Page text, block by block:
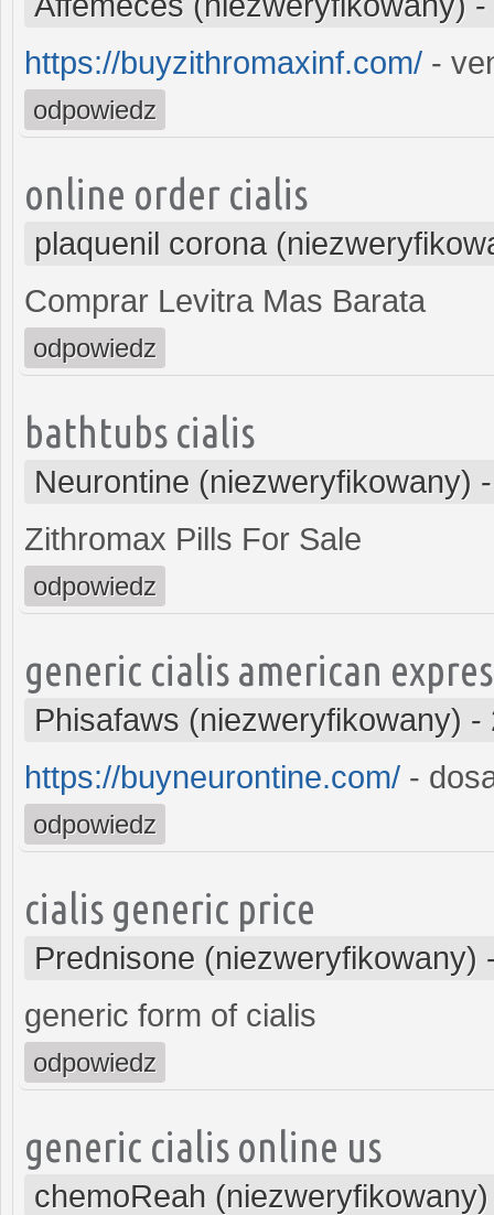
https://buyzithromaxinf.com/ -
odpowiedz
online order cialis
plaquenil corona
Comprar Levitra Mas Barata
odpowiedz
bathtubs cialis
Neurontine (niezweryfikowany)
Zithromax Pills For Sale
odpowiedz
generic cialis american
Phisafaws (niezweryfikowany) -
https://buyneurontine.com/ -
odpowiedz
cialis generic price
Prednisone (niezweryfikowany)
generic form of cialis
odpowiedz
generic cialis online us
chemoReah (niezweryfikowany)